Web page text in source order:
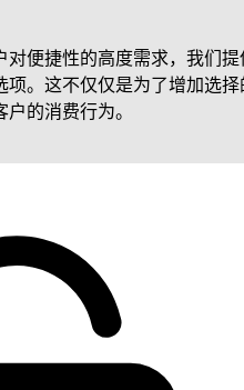
对便捷性的高度需求，我们提
项。这不仅仅是为了增加选择
的消费行为。